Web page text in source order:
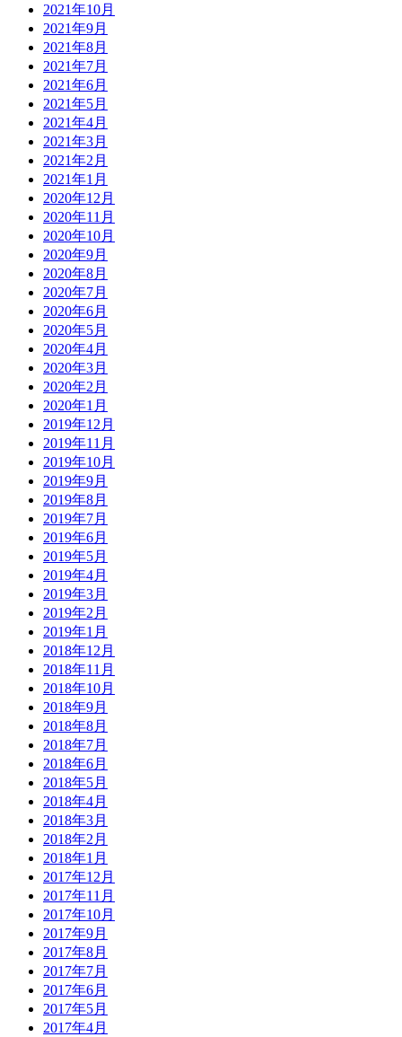
2021年10月
2021年9月
2021年8月
2021年7月
2021年6月
2021年5月
2021年4月
2021年3月
2021年2月
2021年1月
2020年12月
2020年11月
2020年10月
2020年9月
2020年8月
2020年7月
2020年6月
2020年5月
2020年4月
2020年3月
2020年2月
2020年1月
2019年12月
2019年11月
2019年10月
2019年9月
2019年8月
2019年7月
2019年6月
2019年5月
2019年4月
2019年3月
2019年2月
2019年1月
2018年12月
2018年11月
2018年10月
2018年9月
2018年8月
2018年7月
2018年6月
2018年5月
2018年4月
2018年3月
2018年2月
2018年1月
2017年12月
2017年11月
2017年10月
2017年9月
2017年8月
2017年7月
2017年6月
2017年5月
2017年4月